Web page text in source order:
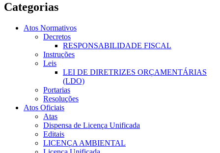
Categorias
Atos Normativos
Decretos
RESPONSABILIDADE FISCAL
Instruções
Leis
LEI DE DIRETRIZES ORÇAMENTÁRIAS
(LDO)
Portarias
Resoluções
Atos Oficiais
Atas
Dispensa de Licença Unificada
Editais
LICENÇA AMBIENTAL